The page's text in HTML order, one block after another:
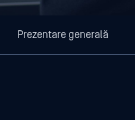
Prezentare generală